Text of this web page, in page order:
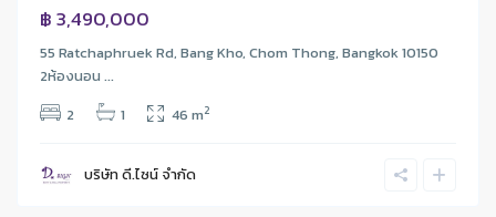
฿ 3,490,000
55 Ratchaphruek Rd, Bang Kho, Chom Thong, Bangkok 10150
2ห้องนอน ...
2
1 46 m2
บริษัท ดี.ไซน์ จํากัด